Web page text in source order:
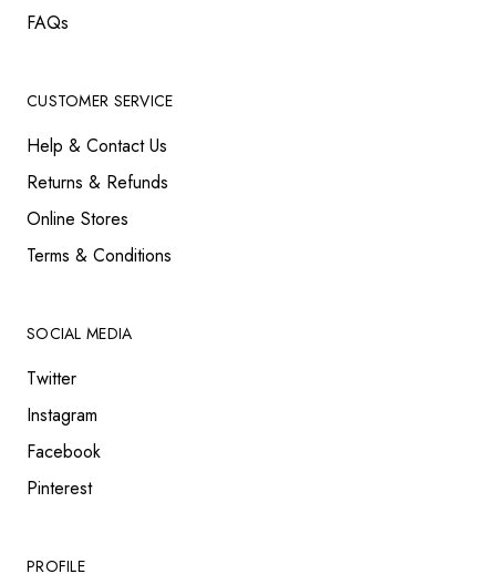
FAQs
CUSTOMER SERVICE
Help & Contact Us
Returns & Refunds
Online Stores
Terms & Conditions
SOCIAL MEDIA
Twitter
Instagram
Facebook
Pinterest
PROFILE